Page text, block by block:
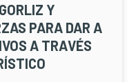
Y
PARA DAR A
A TRAVÉS